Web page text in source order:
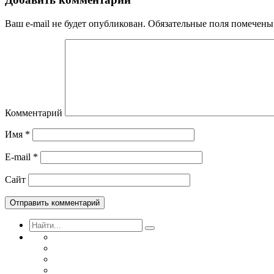
Ваш e-mail не будет опубликован. Обязательные поля
Комментарий
Имя *
E-mail *
Сайт